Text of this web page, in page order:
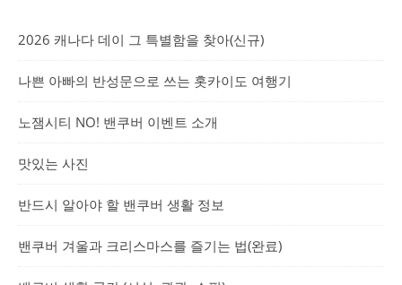
2026 캐나다 데이 그 특별함을 찾아(신규)
나쁜 아빠의 반성문으로 쓰는 홋카이도 여행기
노잼시티 NO! 밴쿠버 이벤트 소개
맛있는 사진
반드시 알아야 할 밴쿠버 생활 정보
밴쿠버 겨울과 크리스마스를 즐기는 법(완료)